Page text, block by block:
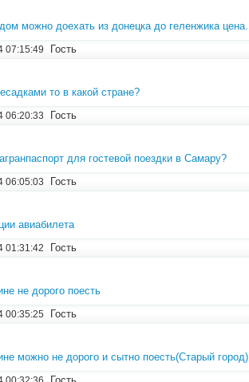
можно доехать из донецка до геленжика цена.
07:15:49 Гость
то в какой стране?
06:20:33 Гость
для гостевой поездки в Самару?
06:05:03 Гость
авиабилета
01:31:42 Гость
не дорого поесть
00:35:25 Гость
можно не дорого и сытно поесть(Старый город)